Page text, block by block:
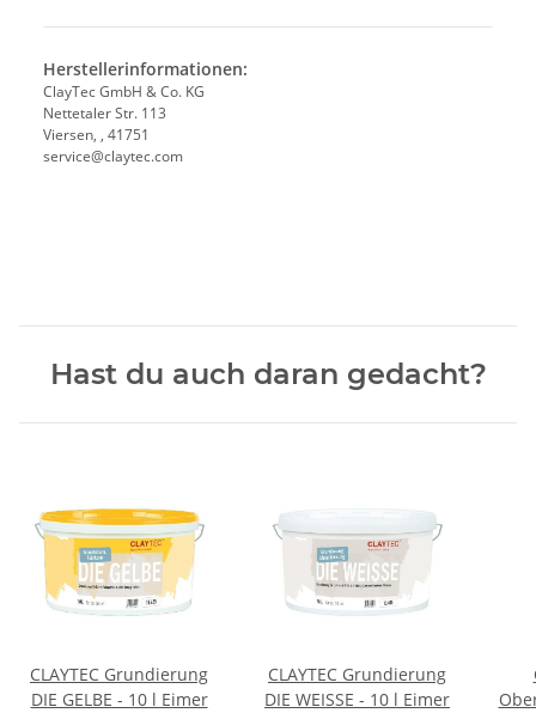
Herstellerinformationen:
ClayTec GmbH & Co. KG
Nettetaler Str. 113
Viersen, , 41751
service@claytec.com
Hast du auch daran gedacht?
CLAYTEC Grundierung
DIE GELBE - 10 l Eimer
CLAYTEC Grundierung
DIE WEISSE - 10 l Eimer